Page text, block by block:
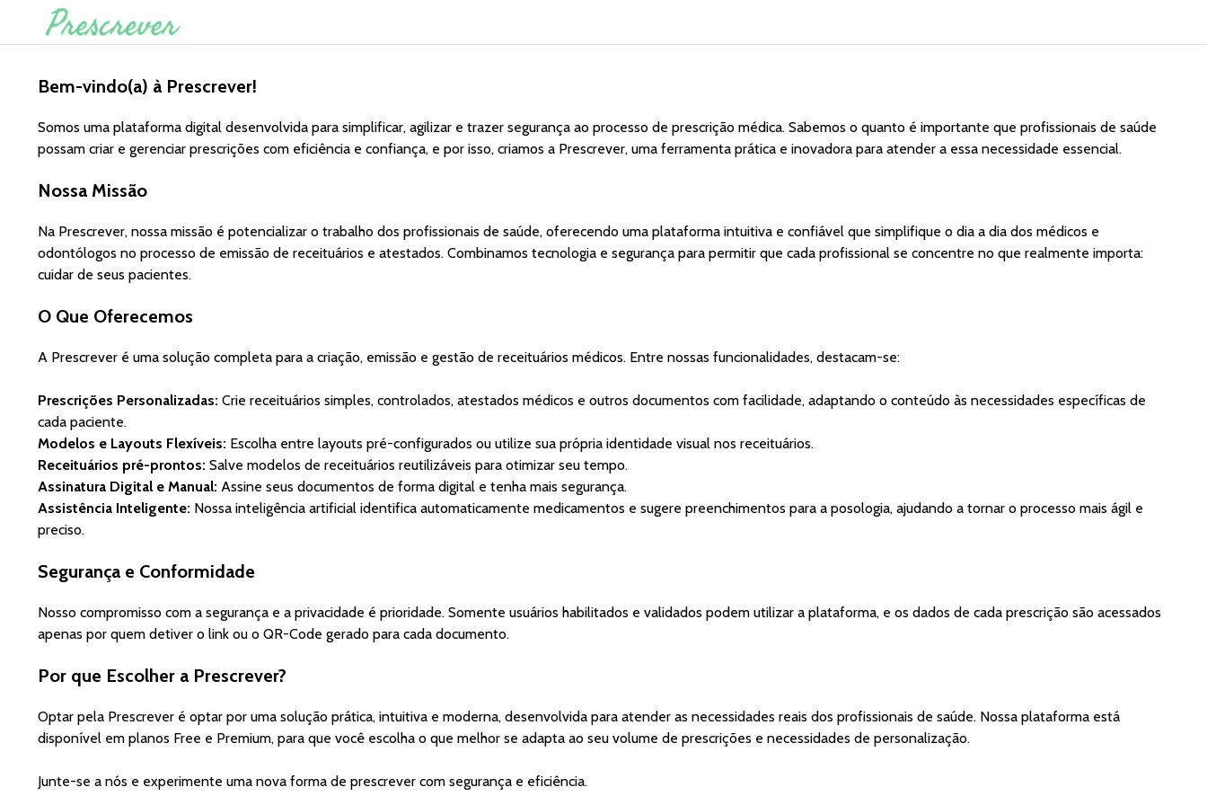
Bem-vindo(a) à Prescrever!
Somos uma plataforma digital desenvolvida para simplificar, agilizar e trazer segurança ao processo de prescrição médica. Sabemos o quanto é importante que profissionais de saúde
possam criar e gerenciar prescrições com eficiência e confiança, e por isso, criamos a Prescrever, uma ferramenta prática e inovadora para atender a essa necessidade essencial.
Nossa Missão
Na Prescrever, nossa missão é potencializar o trabalho dos profissionais de saúde, oferecendo uma plataforma intuitiva e confiável que simplifique o dia a dia dos médicos e
odontólogos no processo de emissão de receituários e atestados. Combinamos tecnologia e segurança para permitir que cada profissional se concentre no que realmente importa:
cuidar de seus pacientes.
O Que Oferecemos
A Prescrever é uma solução completa para a criação, emissão e gestão de receituários médicos. Entre nossas funcionalidades, destacam-se:
Prescrições Personalizadas: Crie receituários simples, controlados, atestados médicos e outros documentos com facilidade, adaptando o conteúdo às necessidades específicas de
cada paciente.
Modelos e Layouts Flexíveis: Escolha entre layouts pré-configurados ou utilize sua própria identidade visual nos receituários.
Receituários pré-prontos: Salve modelos de receituários reutilizáveis para otimizar seu tempo.
Assinatura Digital e Manual: Assine seus documentos de forma digital e tenha mais segurança.
Assistência Inteligente: Nossa inteligência artificial identifica automaticamente medicamentos e sugere preenchimentos para a posologia, ajudando a tornar o processo mais ágil e
preciso.
Segurança e Conformidade
Nosso compromisso com a segurança e a privacidade é prioridade. Somente usuários habilitados e validados podem utilizar a plataforma, e os dados de cada prescrição são acessados
apenas por quem detiver o link ou o QR-Code gerado para cada documento.
Por que Escolher a Prescrever?
Optar pela Prescrever é optar por uma solução prática, intuitiva e moderna, desenvolvida para atender as necessidades reais dos profissionais de saúde. Nossa plataforma está
disponível em planos Free e Premium, para que você escolha o que melhor se adapta ao seu volume de prescrições e necessidades de personalização.
Junte-se a nós e experimente uma nova forma de prescrever com segurança e eficiência.